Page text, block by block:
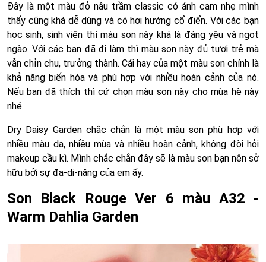
Đây là một màu đỏ nâu trầm classic có ánh cam nhẹ mình
thấy cũng khá dễ dùng và có hơi hướng cổ điển. Với các bạn
học sinh, sinh viên thì màu son này khá là đáng yêu và ngọt
ngào. Với các bạn đã đi làm thì màu son này đủ tươi trẻ mà
vẫn chỉn chu, trưởng thành. Cái hay của một màu son chính là
khả năng biến hóa và phù hợp với nhiều hoàn cảnh của nó.
Nếu bạn đã thích thì cứ chọn màu son này cho mùa hè này
nhé.
Dry Daisy Garden chắc chắn là một màu son phù hợp với
nhiều màu da, nhiều mùa và nhiều hoàn cảnh, không đòi hỏi
makeup cầu kì. Mình chắc chắn đây sẽ là màu son bạn nên sở
hữu bởi sự đa-di-năng của em ấy.
Son Black Rouge Ver 6 màu A32 -
Warm Dahlia Garden